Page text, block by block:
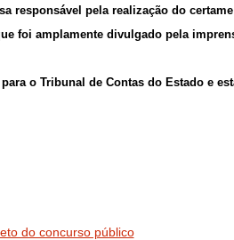
responsável pela realização do
foi amplamente divulgado pela
o Tribunal de Contas do Estado e
do concurso público